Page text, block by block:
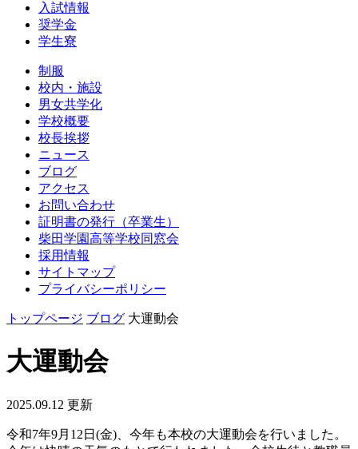
入試情報
奨学金
学生寮
制服
校内・施設
男女共学化
学校概要
校長挨拶
ニュース
ブログ
アクセス
お問い合わせ
証明書の発行（卒業生）
柴田学園高等学校同窓会
採用情報
サイトマップ
プライバシーポリシー
トップページ ブログ 大運動会
大運動会
2025.09.12 更新
令和7年9月12日(金)、今年も本校の大運動会を行いました。